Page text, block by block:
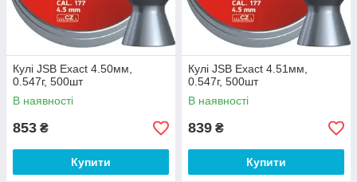
Кулі JSB Exact 4.50мм,
0.547г, 500шт
В наявності
853 ₴
Купити
Кулі JSB Exact 4.51мм,
0.547г, 500шт
В наявності
839 ₴
Купити